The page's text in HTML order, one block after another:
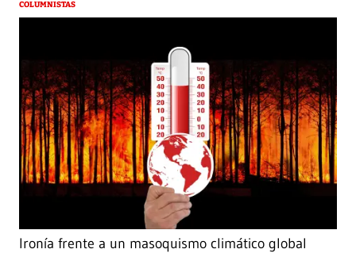
COLUMNISTAS
Ironía frente a un masoquismo climático global